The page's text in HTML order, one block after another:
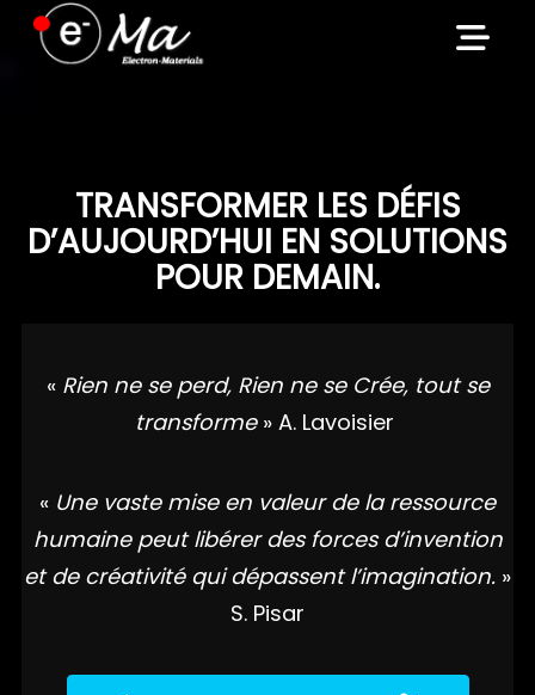
Skip
TRANSFORMER LES DÉFIS
D’AUJOURD’HUI EN SOLUTIONS
POUR DEMAIN.
« Rien ne se perd, Rien ne se Crée, tout se
transforme » A. Lavoisier
« Une vaste mise en valeur de la ressource
humaine peut libérer des forces d’invention
et de créativité qui dépassent l’imagination. »
S. Pisar